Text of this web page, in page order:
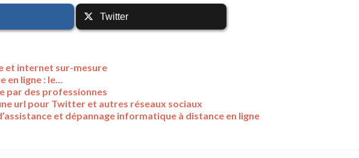
Twitter
et internet sur-mesure
en ligne : le…
par des professionnes
url pour Twitter et autres réseaux sociaux
et dépannage informatique à distance en ligne